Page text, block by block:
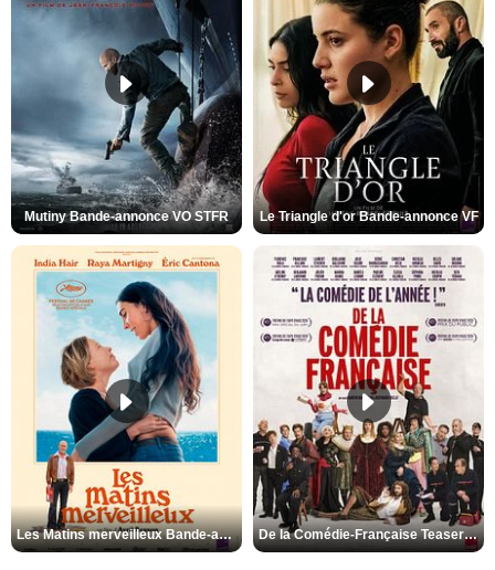
Mutiny Bande-annonce VO STFR Le Triangle d'or Bande-annonce VF
Les Matins merveilleux Bande-annonce VF De la Comédie-Française Teaser VF